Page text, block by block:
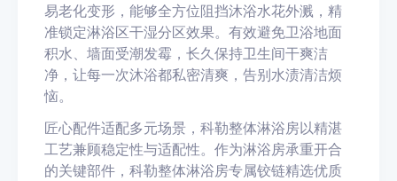
易老化变形，能够全方位阻挡沐浴水花外溅，精
准锁定淋浴区干湿分区效果。有效避免卫浴地面
积水、墙面受潮发霉，长久保持卫生间干爽洁
净，让每一次沐浴都私密清爽，告别水渍清洁烦
恼。
匠心配件适配多元场景，科勒整体淋浴房以精湛
工艺兼顾稳定性与适配性。作为淋浴房承重开合
的关键部件，科勒整体淋浴房专属铰链精选优质